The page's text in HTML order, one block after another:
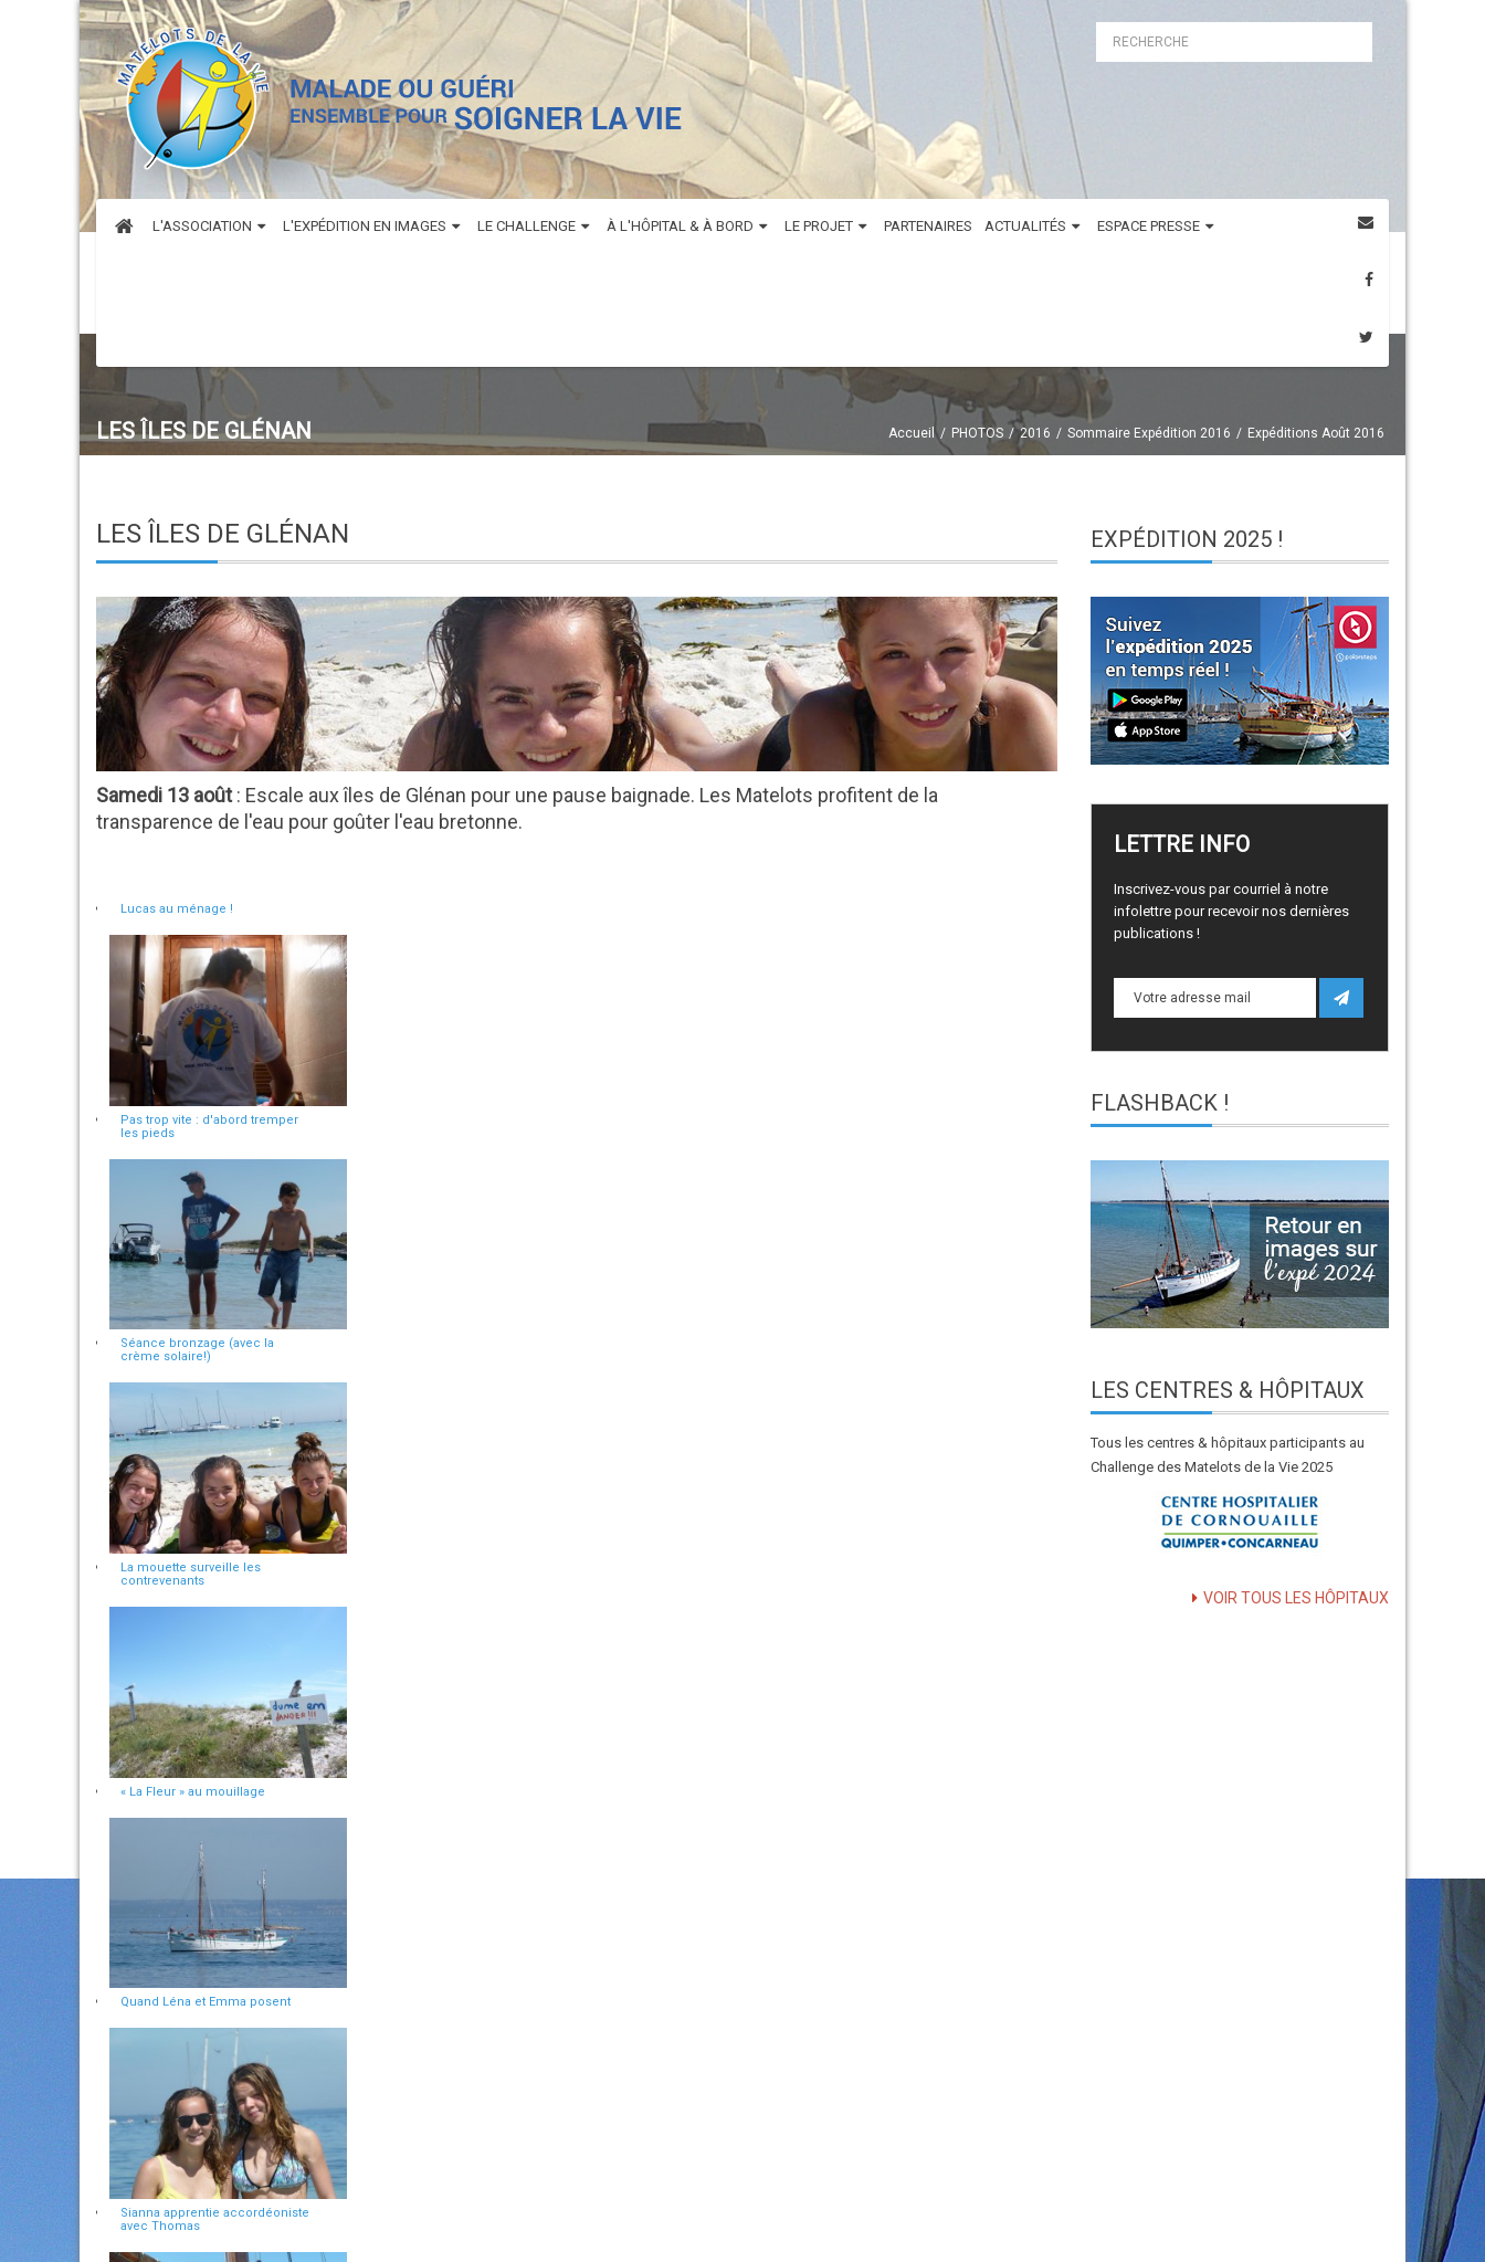
L'ASSOCIATION L'EXPÉDITION EN IMAGES LE CHALLENGE À L'HÔPITAL & À BORD LE PROJET PARTENAIRES ACTUALITÉS ESPACE PRESSE
Accueil PHOTOS 2016 Sommaire Expédition 2016 Expéditions Août 2016
LES ÎLES DE GLÉNAN
LES ÎLES DE GLÉNAN
Samedi 13 août: Escale aux îles de Glénan pour une pause baignade. Les Matelots profitent de la
transparence de l'eau pour goûter l'eau bretonne.
Lucas au ménage !
Pas trop vite : d'abord tremper
les pieds
Séance bronzage (avec la
crème solaire!)
La mouette surveille les
contrevenants
« La Fleur » au mouillage
Quand Léna et Emma posent
Sianna apprentie accordéoniste
avec Thomas
EXPÉDITION 2025 !
LETTRE INFO
Inscrivez-vous par courriel à notre
infolettre pour recevoir nos dernières
publications !
FLASHBACK !
LES CENTRES & HÔPITAUX
Tous les centres & hôpitaux participants au
Challenge des Matelots de la Vie 2025
VOIR TOUS LES HÔPITAUX